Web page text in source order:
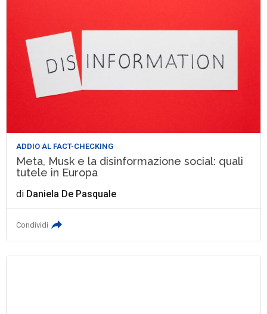
ADDIO AL FACT-CHECKING
Meta, Musk e la disinformazione social: quali
tutele in Europa
di Daniela De Pasquale
Condividi